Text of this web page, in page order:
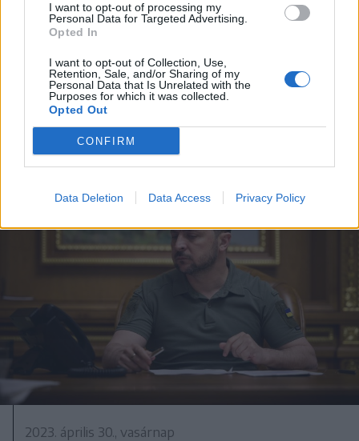
I want to opt-out of processing my
Personal Data for Targeted Advertising.
Opted In
I want to opt-out of Collection, Use,
Retention, Sale, and/or Sharing of my
Personal Data that Is Unrelated with the
Purposes for which it was collected.
Opted Out
CONFIRM
Data Deletion Data Access Privacy Policy
2023. április 30., vasárnap
Egyetlen cél, a gép felé halad az
ember – ennek veszélyére hívta fel
a figyelmet a szentatya
Budapesten
2023. április 30., vasárnap